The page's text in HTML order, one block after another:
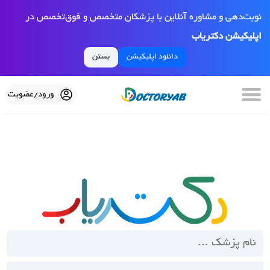
نوبت‌دهی و مشاوره آنلاین با پزشکان متخصص و فوق‌تخصص در
اپلیکیشن دکتریاب
دانلود اپلیکیشن بستن
ورود/عضویت